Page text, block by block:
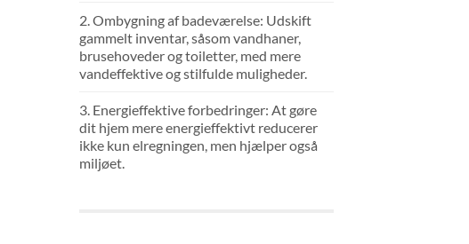
2. Ombygning af badeværelse: Udskift
gammelt inventar, såsom vandhaner,
brusehoveder og toiletter, med mere
vandeffektive og stilfulde muligheder.
3. Energieffektive forbedringer: At gøre
dit hjem mere energieffektivt reducerer
ikke kun elregningen, men hjælper også
miljøet.